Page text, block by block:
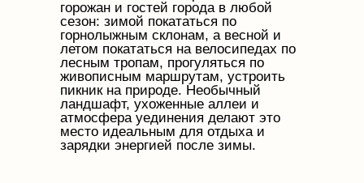
горожан и гостей города в любой
сезон: зимой покататься по
горнолыжным склонам, а весной и
летом покататься на велосипедах по
лесным тропам, прогуляться по
живописным маршрутам, устроить
пикник на природе. Необычный
ландшафт, ухоженные аллеи и
атмосфера уединения делают это
место идеальным для отдыха и
зарядки энергией после зимы.